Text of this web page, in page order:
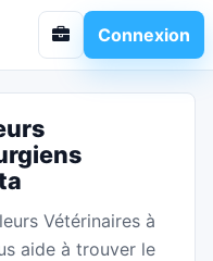
Connexion
Vétérinaires à
aide à trouver le